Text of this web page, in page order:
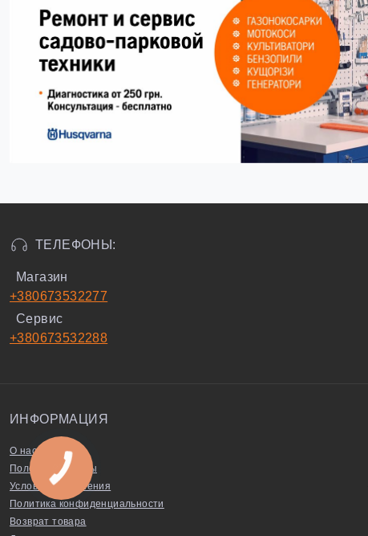
ТЕЛЕФОНЫ:
Магазин
+380673532277
Сервис
+380673532288
ИНФОРМАЦИЯ
О нас
Полезные советы
Условия соглашения
Политика конфиденциальности
Возврат товара